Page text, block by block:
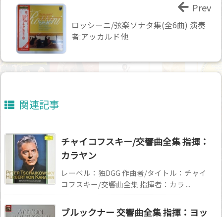
ロッシーニ/弦楽ソナタ集(全6曲) 演奏
者:アッカルド他
Prev
関連記事
チャイコフスキー/交響曲全集 指揮：
カラヤン
レーベル：独DGG 作曲者/タイトル：チャイ
コフスキー/交響曲全集 指揮者：カラ ...
ブルックナー 交響曲全集 指揮：ヨッ